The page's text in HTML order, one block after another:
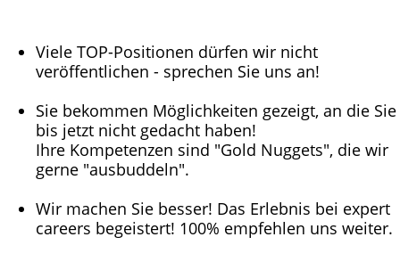
Viele TOP-Positionen dürfen wir nicht
veröffentlichen - sprechen Sie uns an!
Sie bekommen Möglichkeiten gezeigt, an die Sie
bis jetzt nicht gedacht haben!
Ihre Kompetenzen sind "Gold Nuggets", die wir
gerne "ausbuddeln".
Wir machen Sie besser! Das Erlebnis bei expert
careers begeistert! 100% empfehlen uns weiter.